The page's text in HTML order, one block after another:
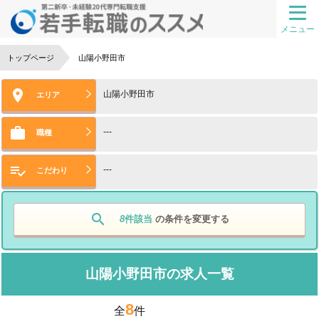
メニュー
トップページ 山陽小野田市
 エリア 山陽小野田市
 職種 ---
 こだわり ---
search 8件該当 の条件を変更する
山陽小野田市の求人一覧
全8件